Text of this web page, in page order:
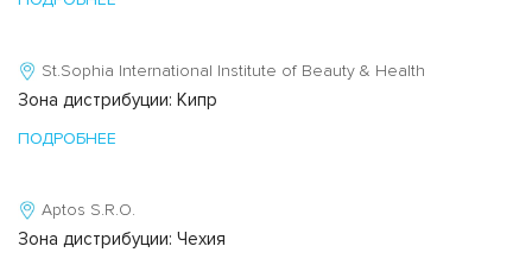
St.Sophia International Institute of Beauty & Health
Зона дистрибуции: Кипр
ПОДРОБНЕЕ
Aptos S.R.O.
Зона дистрибуции: Чехия